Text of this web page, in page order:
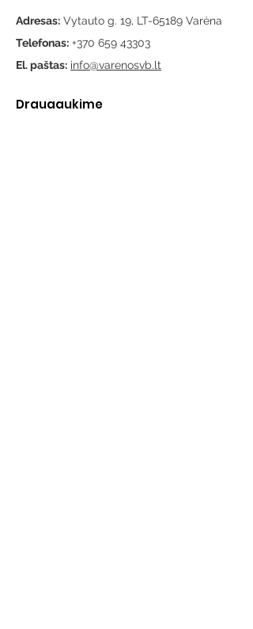
Adresas: Vytauto g. 19, LT-65189 Varėna
Telefonas: +370 659 43303
El. paštas: info@varenosvb.lt
Draugaukime